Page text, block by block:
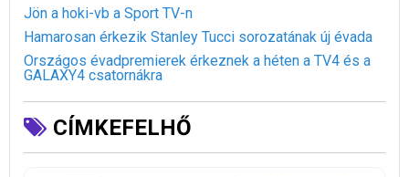
Jön a hoki-vb a Sport TV-n
Hamarosan érkezik Stanley Tucci sorozatának új évada
Országos évadpremierek érkeznek a héten a TV4 és a
GALAXY4 csatornákra
CÍMKEFELHŐ